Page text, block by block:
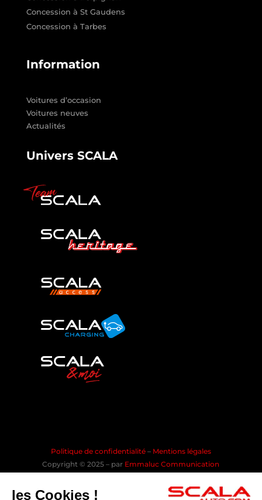
Concession à St Gaudens
Concession à Tarbes
Information
Voitures d’occasion
Voitures neuves
Actualités
Univers SCALA
Politique de confidentialité – Mentions légales
Copyright © 2025 – par Emmaluc Communication
les Cookies !